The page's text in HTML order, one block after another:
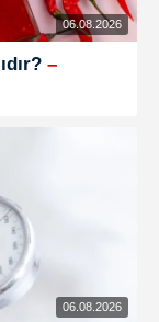
06.08.2026
–
06.08.2026